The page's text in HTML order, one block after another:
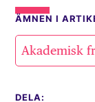
ÄMNEN I
Akademisk
DELA: